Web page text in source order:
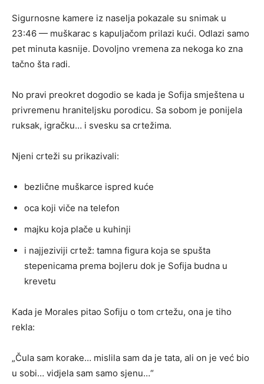
Sigurnosne kamere iz naselja pokazale su snimak u
23:46 — muškarac s kapuljačom prilazi kući. Odlazi samo
pet minuta kasnije. Dovoljno vremena za nekoga ko zna
tačno šta radi.
No pravi preokret dogodio se kada je Sofija smještena u
privremenu hraniteljsku porodicu. Sa sobom je ponijela
ruksak, igračku… i svesku sa crtežima.
Njeni crteži su prikazivali:
bezlične muškarce ispred kuće
oca koji viče na telefon
majku koja plače u kuhinji
i najjeziviji crtež: tamna figura koja se spušta
stepenicama prema bojleru dok je Sofija budna u
krevetu
Kada je Morales pitao Sofiju o tom crtežu, ona je tiho
rekla:
„Čula sam korake… mislila sam da je tata, ali on je već bio
u sobi… vidjela sam samo sjenu…“